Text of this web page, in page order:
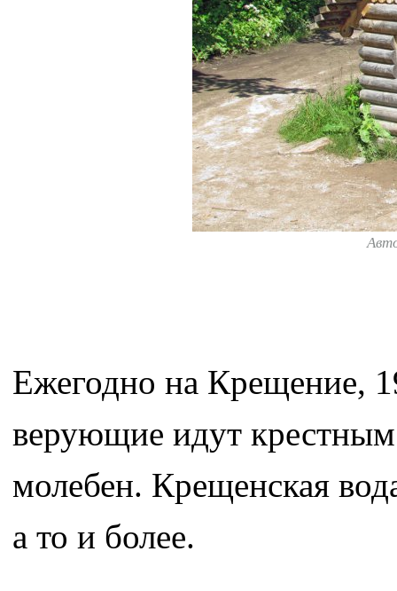
Ежегодно на Крещение,
верующие идут крестным
молебен. Крещенская
а то и более.